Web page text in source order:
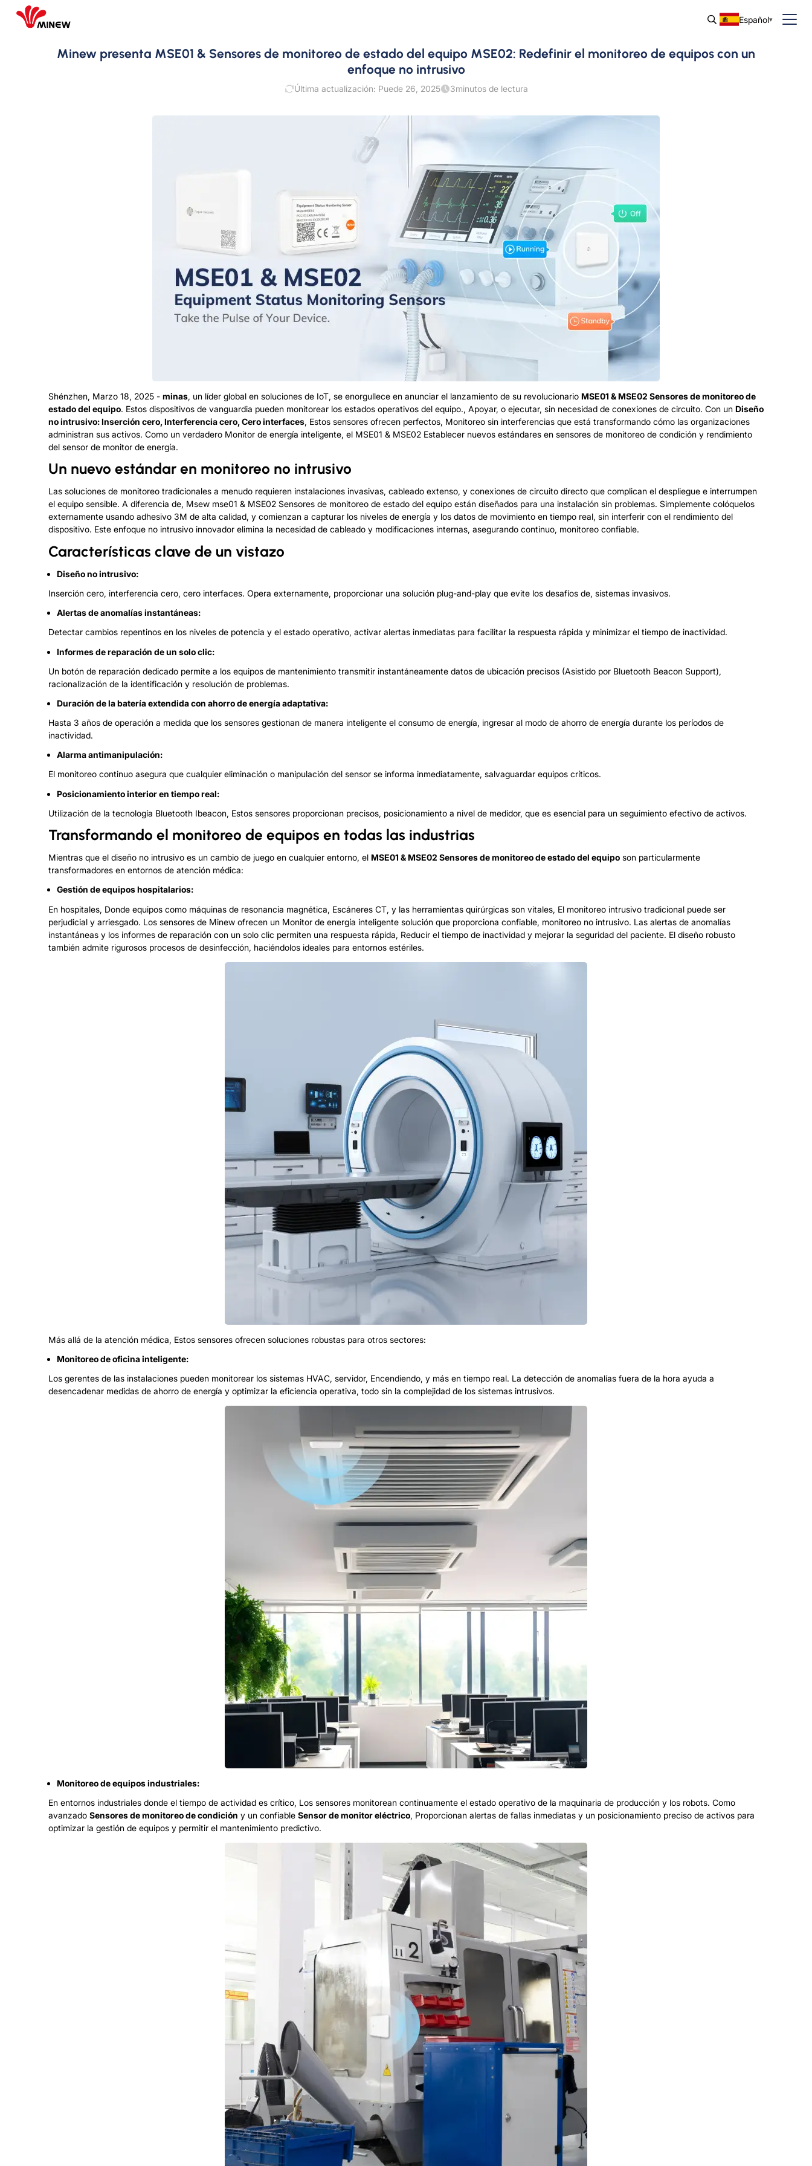
Español
Minew presenta MSE01 & Sensores de monitoreo de estado del equipo MSE02: Redefinir el monitoreo de equipos con un
enfoque no intrusivo
Última actualización: Puede 26, 2025 3minutos de lectura
Shénzhen, Marzo 18, 2025 - minas, un líder global en soluciones de IoT, se enorgullece en anunciar el lanzamiento de su revolucionario MSE01 & MSE02 Sensores de monitoreo de
estado del equipo. Estos dispositivos de vanguardia pueden monitorear los estados operativos del equipo., Apoyar, o ejecutar, sin necesidad de conexiones de circuito. Con un Diseño
no intrusivo: Inserción cero, Interferencia cero, Cero interfaces, Estos sensores ofrecen perfectos, Monitoreo sin interferencias que está transformando cómo las organizaciones
administran sus activos. Como un verdadero Monitor de energía inteligente, el MSE01 & MSE02 Establecer nuevos estándares en sensores de monitoreo de condición y rendimiento
del sensor de monitor de energía.
Un nuevo estándar en monitoreo no intrusivo
Las soluciones de monitoreo tradicionales a menudo requieren instalaciones invasivas, cableado extenso, y conexiones de circuito directo que complican el despliegue e interrumpen
el equipo sensible. A diferencia de, Msew mse01 & MSE02 Sensores de monitoreo de estado del equipo están diseñados para una instalación sin problemas. Simplemente colóquelos
externamente usando adhesivo 3M de alta calidad, y comienzan a capturar los niveles de energía y los datos de movimiento en tiempo real, sin interferir con el rendimiento del
dispositivo. Este enfoque no intrusivo innovador elimina la necesidad de cableado y modificaciones internas, asegurando continuo, monitoreo confiable.
Características clave de un vistazo
Diseño no intrusivo:
Inserción cero, interferencia cero, cero interfaces. Opera externamente, proporcionar una solución plug-and-play que evite los desafíos de, sistemas invasivos.
Alertas de anomalías instantáneas:
Detectar cambios repentinos en los niveles de potencia y el estado operativo, activar alertas inmediatas para facilitar la respuesta rápida y minimizar el tiempo de inactividad.
Informes de reparación de un solo clic:
Un botón de reparación dedicado permite a los equipos de mantenimiento transmitir instantáneamente datos de ubicación precisos (Asistido por Bluetooth Beacon Support),
racionalización de la identificación y resolución de problemas.
Duración de la batería extendida con ahorro de energía adaptativa:
Hasta 3 años de operación a medida que los sensores gestionan de manera inteligente el consumo de energía, ingresar al modo de ahorro de energía durante los períodos de
inactividad.
Alarma antimanipulación:
El monitoreo continuo asegura que cualquier eliminación o manipulación del sensor se informa inmediatamente, salvaguardar equipos críticos.
Posicionamiento interior en tiempo real:
Utilización de la tecnología Bluetooth Ibeacon, Estos sensores proporcionan precisos, posicionamiento a nivel de medidor, que es esencial para un seguimiento efectivo de activos.
Transformando el monitoreo de equipos en todas las industrias
Mientras que el diseño no intrusivo es un cambio de juego en cualquier entorno, el MSE01 & MSE02 Sensores de monitoreo de estado del equipo son particularmente
transformadores en entornos de atención médica:
Gestión de equipos hospitalarios:
En hospitales, Donde equipos como máquinas de resonancia magnética, Escáneres CT, y las herramientas quirúrgicas son vitales, El monitoreo intrusivo tradicional puede ser
perjudicial y arriesgado. Los sensores de Minew ofrecen un Monitor de energía inteligente solución que proporciona confiable, monitoreo no intrusivo. Las alertas de anomalías
instantáneas y los informes de reparación con un solo clic permiten una respuesta rápida, Reducir el tiempo de inactividad y mejorar la seguridad del paciente. El diseño robusto
también admite rigurosos procesos de desinfección, haciéndolos ideales para entornos estériles.
Más allá de la atención médica, Estos sensores ofrecen soluciones robustas para otros sectores:
Monitoreo de oficina inteligente:
Los gerentes de las instalaciones pueden monitorear los sistemas HVAC, servidor, Encendiendo, y más en tiempo real. La detección de anomalías fuera de la hora ayuda a
desencadenar medidas de ahorro de energía y optimizar la eficiencia operativa, todo sin la complejidad de los sistemas intrusivos.
Monitoreo de equipos industriales:
En entornos industriales donde el tiempo de actividad es crítico, Los sensores monitorean continuamente el estado operativo de la maquinaria de producción y los robots. Como
avanzado Sensores de monitoreo de condición y un confiable Sensor de monitor eléctrico, Proporcionan alertas de fallas inmediatas y un posicionamiento preciso de activos para
optimizar la gestión de equipos y permitir el mantenimiento predictivo.